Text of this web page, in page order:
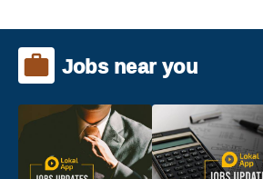
Jobs near you